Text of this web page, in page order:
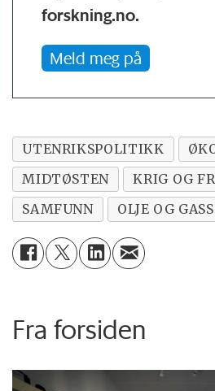
forskning.no.
Meld meg på
UTENRIKSPOLITIKK
MIDTØSTEN
KRIG OG
SAMFUNN
OLJE OG GASS
Fra forsiden